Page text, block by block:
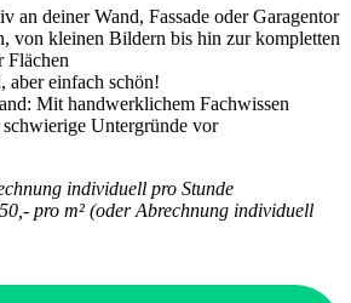
an deiner Wand, Fassade oder Garagentor
von kleinen Bildern bis hin zur kompletten
Flächen
aber einfach schön!
Mit handwerklichem Fachwissen
Untergründe vor
individuell pro Stunde
pro m² (oder Abrechnung individuell